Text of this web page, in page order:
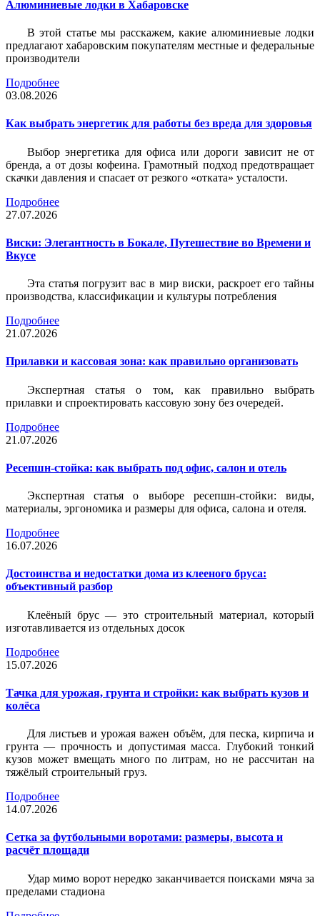
Алюминиевые лодки в Хабаровске
В этой статье мы расскажем, какие алюминиевые лодки
предлагают хабаровским покупателям местные и федеральные
производители
Подробнее
03.08.2026
Как выбрать энергетик для работы без вреда для здоровья
Выбор энергетика для офиса или дороги зависит не от
бренда, а от дозы кофеина. Грамотный подход предотвращает
скачки давления и спасает от резкого «отката» усталости.
Подробнее
27.07.2026
Виски: Элегантность в Бокале, Путешествие во Времени и
Вкусе
Эта статья погрузит вас в мир виски, раскроет его тайны
производства, классификации и культуры потребления
Подробнее
21.07.2026
Прилавки и кассовая зона: как правильно организовать
Экспертная статья о том, как правильно выбрать
прилавки и спроектировать кассовую зону без очередей.
Подробнее
21.07.2026
Ресепшн-стойка: как выбрать под офис, салон и отель
Экспертная статья о выборе ресепшн-стойки: виды,
материалы, эргономика и размеры для офиса, салона и отеля.
Подробнее
16.07.2026
Достоинства и недостатки дома из клееного бруса:
объективный разбор
Клеёный брус — это строительный материал, который
изготавливается из отдельных досок
Подробнее
15.07.2026
Тачка для урожая, грунта и стройки: как выбрать кузов и
колёса
Для листьев и урожая важен объём, для песка, кирпича и
грунта — прочность и допустимая масса. Глубокий тонкий
кузов может вмещать много по литрам, но не рассчитан на
тяжёлый строительный груз.
Подробнее
14.07.2026
Сетка за футбольными воротами: размеры, высота и
расчёт площади
Удар мимо ворот нередко заканчивается поисками мяча за
пределами стадиона